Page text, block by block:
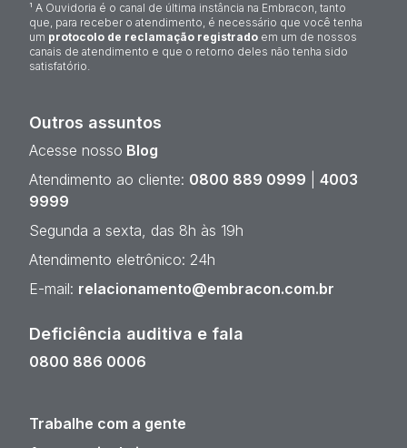
¹ A Ouvidoria é o canal de última instância na Embracon, tanto
que, para receber o atendimento, é necessário que você tenha
um protocolo de reclamação registrado em um de nossos
canais de atendimento e que o retorno deles não tenha sido
satisfatório.
Outros assuntos
Acesse nosso Blog
Atendimento ao cliente: 0800 889 0999
4003
9999
Segunda a sexta, das 8h às 19h
Atendimento eletrônico: 24h
E-mail: relacionamento@embracon.com.br
Deficiência auditiva e fala
0800 886 0006
Trabalhe com a gente